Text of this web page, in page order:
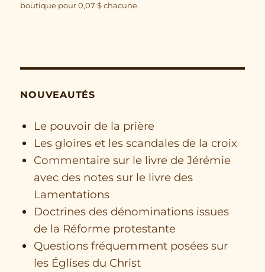
boutique pour0,07$chacune.
NOUVEAUTÉS
Le pouvoir de la prière
Les gloires et les scandales de la croix
Commentaire sur le livre de Jérémie
avec des notes sur le livre des
Lamentations
Doctrines des dénominations issues
de la Réforme protestante
Questions fréquemment posées sur
les Églises du Christ